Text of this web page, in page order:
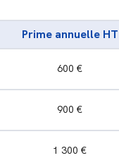
Prime annuelle HT
600 €
900 €
1 300 €